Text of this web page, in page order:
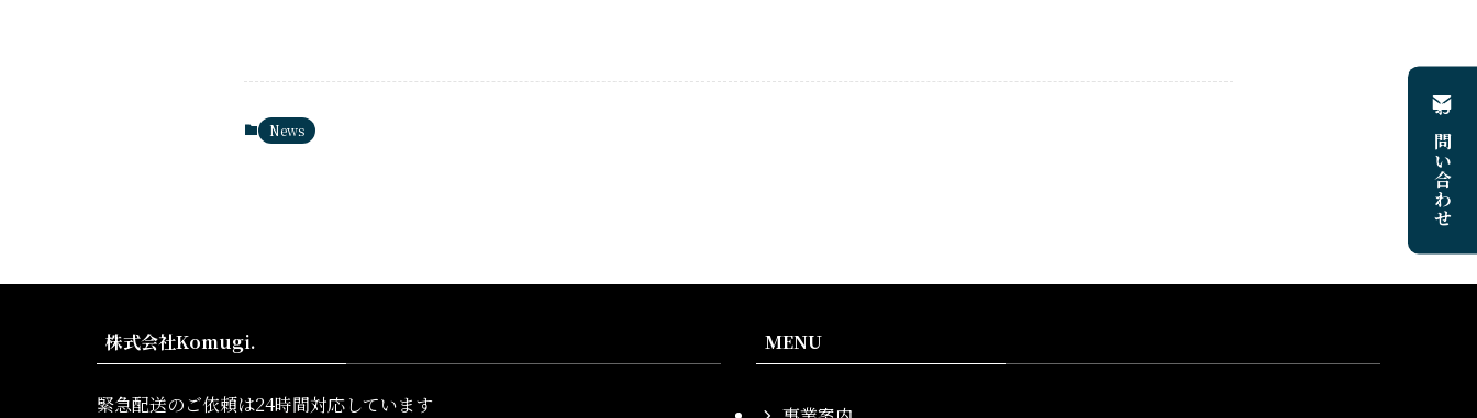
News お問い合わせ
株式会社Komugi.
緊急配送のご依頼は24時間対応しています
MENU